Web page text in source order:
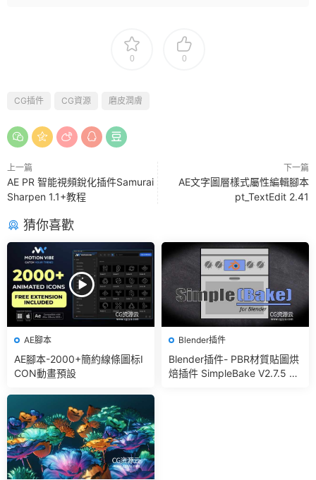
0 0
CG插件 CG資源 磨皮潤膚
上一篇
AE PR 智能視頻銳化插件Samurai
Sharpen 1.1+教程
下一篇
AE文字圖層樣式屬性編輯腳本
pt_TextEdit 2.41
猜你喜歡
AE腳本
AE腳本-2000+簡約線條圖标I
CON動畫預設
Blender插件
Blender插件- PBR材質貼圖烘
焙插件 SimpleBake V2.7.5 –